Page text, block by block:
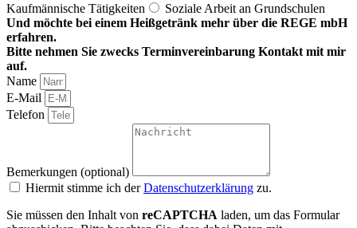
Kaufmännische Tätigkeiten
Soziale Arbeit an Grundschulen
Und möchte bei einem Heißgetränk mehr über die REGE mbH
erfahren.
Bitte nehmen Sie zwecks Terminvereinbarung Kontakt mit mir
auf.
Name
E-Mail
Telefon
Bemerkungen (optional)
Hiermit stimme ich derDatenschutzerklärung zu.
Sie müssen den Inhalt von reCAPTCHA laden, um das Formular